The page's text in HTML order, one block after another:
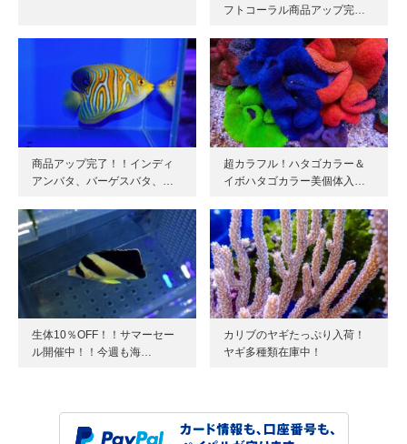
フトコーラル商品アップ完…
商品アップ完了！！インディ
アンバタ、バーゲスバタ、…
超カラフル！ハタゴカラー＆
イボハタゴカラー美個体入…
生体10％OFF！！サマーセー
ル開催中！！今週も海…
カリブのヤギたっぷり入荷！
ヤギ多種類在庫中！